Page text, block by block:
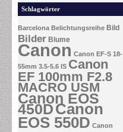
Schlagwörter
Barcelona Belichtungsreihe Bild
Bilder Blume
Canon Canon EF-S 18-
55mm 3.5-5.6 IS Canon
EF 100mm F2.8
MACRO USM
Canon EOS
450DCanon
EOS 550D Canon